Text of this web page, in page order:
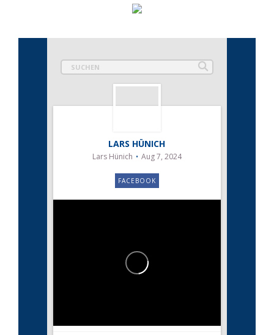
LARS HÜNICH
Lars Hünich Aug 7, 2024
FACEBOOK